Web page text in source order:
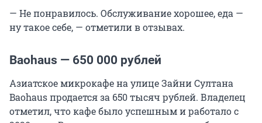
— Не понравилось. Обслуживание хорошее, еда —
ну такое себе, — отметили в отзывах.
Baohaus — 650 000 рублей
Азиатское микрокафе на улице Зайни Султана
Baohaus продается за 650 тысяч рублей. Владелец
отметил, что кафе было успешным и работало с